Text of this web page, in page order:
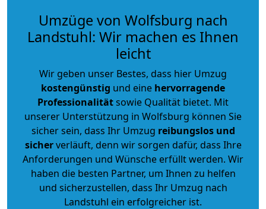
Umzüge von Wolfsburg nach
Landstuhl: Wir machen es Ihnen
leicht
Wir geben unser Bestes, dass hier Umzug
kostengünstig und eine hervorragende
Professionalitätsowie Qualität bietet. Mit
unserer Unterstützung in Wolfsburg können Sie
sicher sein, dass Ihr Umzug reibungslos und
sicherverläuft, denn wir sorgen dafür, dass Ihre
Anforderungen und Wünsche erfüllt werden. Wir
haben die besten Partner, um Ihnen zu helfen
und sicherzustellen, dass Ihr Umzug nach
Landstuhl ein erfolgreicher ist.